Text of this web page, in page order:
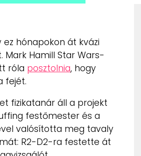
UTCA
ZENE
MÉDIAAJÁNLAT
IMPRESSZUM
PR-ARCHÍVUM
ADATKEZELÉSI TÁJÉKOZTATÓ
ez hónapokon át kvázi
Hamill Star Wars-
róla posztolnia, hogy
fejét.
fizikatanár áll a projekt
festőmester és a
valósította meg tavaly
R2-D2-ra festette át